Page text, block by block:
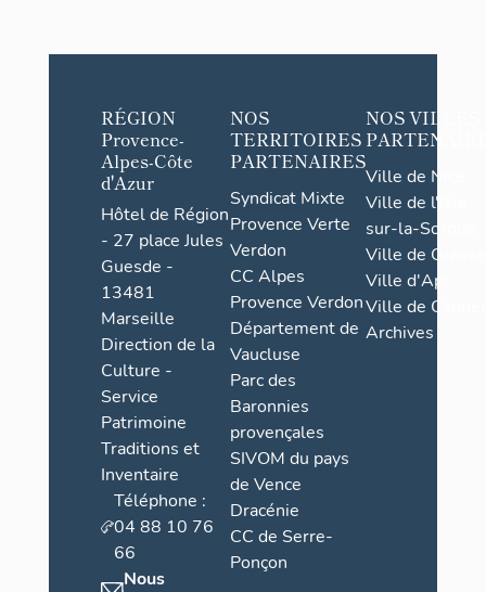
RÉGION
Provence-
Alpes-Côte
d'Azur
Hôtel de Région
- 27 place Jules
Guesde -
13481
Marseille
Direction de la
Culture -
Service
Patrimoine
Traditions et
Inventaire
Téléphone :
04 88 10 76
66
Nous
NOS
TERRITOIRES
PARTENAIRES
Syndicat Mixte
Provence Verte
Verdon
CC Alpes
Provence Verdon
Département de
Vaucluse
Parc des
Baronnies
provençales
SIVOM du pays
de Vence
Dracénie
CC de Serre-
Ponçon
NOS VILLES
Ville de Nice
Ville de l'Isle-
sur-la-Sorgue
Ville de Grasse
Ville d'Apt
Ville de
Archives